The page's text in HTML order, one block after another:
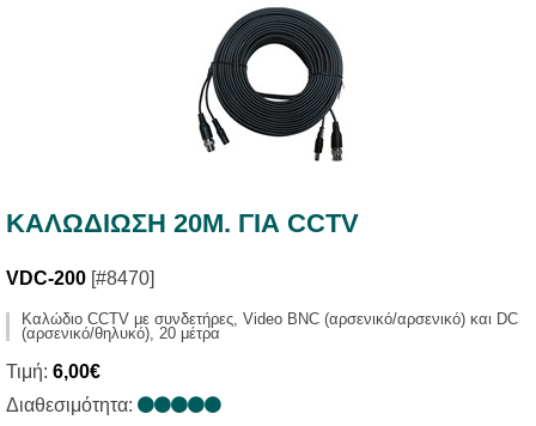
ΚΑΛΩΔΙΩΣΗ 20M. ΓΙΑ CCTV
VDC-200 [#8470]
Καλώδιο CCTV με συνδετήρες, Video BNC (αρσενικό/αρσενικό) και DC
(αρσενικό/θηλυκό), 20 μέτρα
Τιμή: 6,00€
Διαθεσιμότητα: